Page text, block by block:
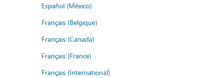
Español (México)
Français (Belgique)
Français (Canada)
Français (France)
Français (International)